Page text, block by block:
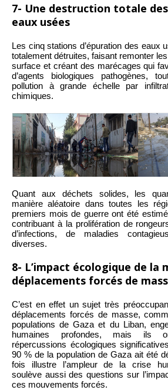
7- Une destruction totale
eaux usées
Les cinq stations d’épuration des eaux
totalement détruites, faisant remonter
surface et créant des marécages qui
d’agents biologiques pathogènes,
pollution à grande échelle par
chimiques.
Quant aux déchets solides, les
manière aléatoire dans toutes les
premiers mois de guerre ont été
contribuant à la prolifération de
d’infections, de maladies
diverses.
8- L’impact écologique de la
déplacements forcés de
C’est en effet un sujet très
déplacements forcés de masse,
populations de Gaza et du Liban,
humaines profondes, mais ils
répercussions écologiques
90 % de la population de Gaza ait été
fois illustre l’ampleur de la crise
soulève aussi des questions sur
ces mouvements forcés.